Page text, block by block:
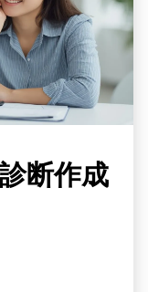
断作成